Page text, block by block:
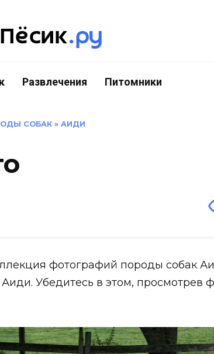
Развлечения Питомники
СОБАК » АИДИ
фотографий породы собак
Убедитесь в этом, просмотрев